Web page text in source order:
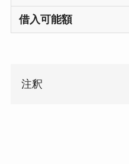
借入可能額
注釈